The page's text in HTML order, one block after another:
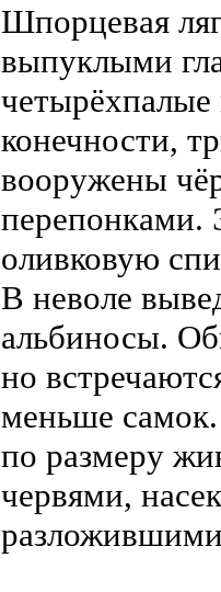
Шпорцевая
выпуклыми
конечности,
вооружены
перепонками.
оливковую
В неволе
альбиносы.
но
меньше
по размеру
червями,